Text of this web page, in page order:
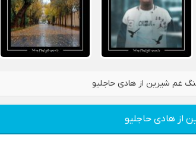
غم شیرین از هادی حاجلیو
از هادی حاجلیو